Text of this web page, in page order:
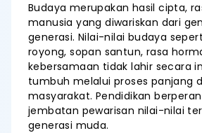
Budaya merupakan hasil cipta,
manusia yang diwariskan dari
generasi. Nilai-nilai budaya
royong, sopan santun, rasa
kebersamaan tidak lahir secara
tumbuh melalui proses panjang
masyarakat. Pendidikan
jembatan pewarisan nilai-nilai
generasi muda.